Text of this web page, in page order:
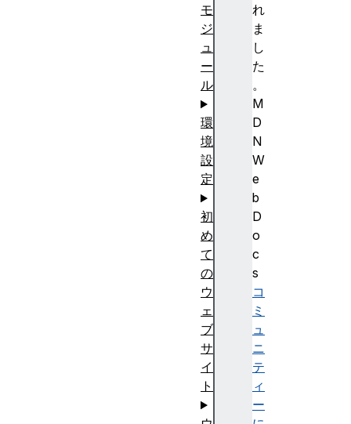
れ
ま
し
た
。
M
D
N
W
e
b
D
o
c
s
コ
ミ
ュ
ニ
テ
ィ
ー
モ
ジ
ュ
ー
ル
環
境
設
定
初
め
て
の
ウ
ェ
ブ
サ
イ
ト